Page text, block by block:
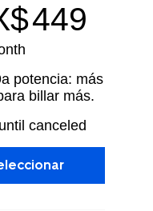
449
potencia: más
billar más.
canceled